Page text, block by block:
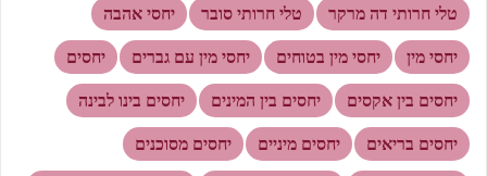
טלי חרותי דה מרקר טלי חרותי סובר יחסי אהבה
יחסי מין יחסי מין בטוחים יחסי מין עם גברים יחסים
יחסים בין אקסים יחסים בין המינים יחסים בינו לבינה
יחסים בריאים יחסים מיניים יחסים מסוכנים